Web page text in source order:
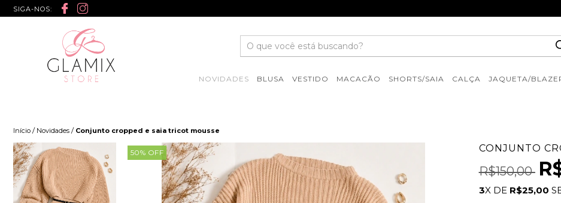
SIGA-NOS:
NOVIDADES BLUSA VESTIDO MACACÃO SHORTS/SAIA CALÇA JAQUETA/
Início / Novidades / Conjunto cropped e saia tricot mousse
50% OFF CONJUNTO
R$150,00
3X DE R$25,00